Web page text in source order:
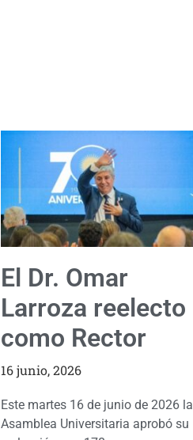
El Dr. Omar
Larroza reelecto
como Rector
16 junio, 2026
Este martes 16 de junio de 2026 la
Asamblea Universitaria aprobó su